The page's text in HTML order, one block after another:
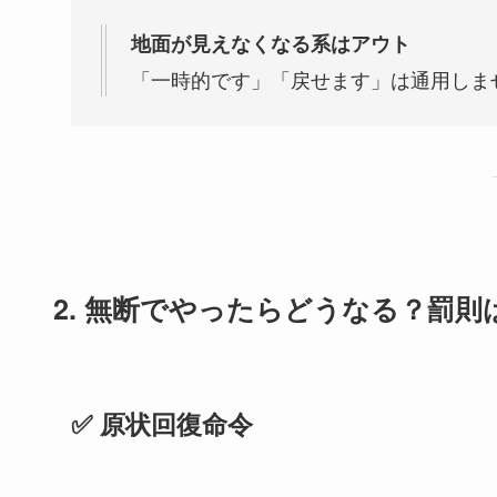
地面が見えなくなる系はアウト
「一時的です」「戻せます」は通用しま
2. 無断でやったらどうなる？罰則
✅ 原状回復命令